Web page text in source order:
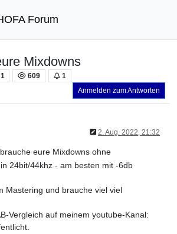
Forum
Mixdowns
1 609
1
Anmelden zum Antworten
2. Aug. 2022, 21:32
eure Mixdowns ohne
24bit/44khz - am besten mit -6db
Mastering und brauche viel viel
Vergleich auf meinem youtube-Kanal: